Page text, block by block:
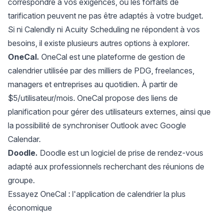
correspondre à vos exigences, ou les forfaits de
tarification peuvent ne pas être adaptés à votre budget.
Si ni Calendly ni Acuity Scheduling ne répondent à vos
besoins, il existe plusieurs autres options à explorer.
OneCal. OneCal est une plateforme de gestion de
calendrier utilisée par des milliers de PDG, freelances,
managers et entreprises au quotidien. À partir de
$5/utilisateur/mois. OneCal propose des liens de
planification pour gérer des utilisateurs externes, ainsi que
la possibilité de synchroniser Outlook avec Google
Calendar.
Doodle. Doodle est un logiciel de prise de rendez-vous
adapté aux professionnels recherchant des réunions de
groupe.
Essayez OneCal : l'application de calendrier la plus
économique